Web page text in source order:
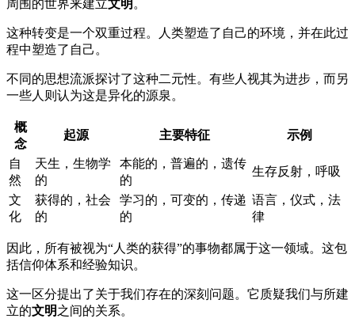
周围的世界来建立文明 。
这种转变是一个双重过程。人类塑造了自己的环境，并在此过
程中塑造了自己。
不同的思想流派探讨了这种二元性。有些人视其为进步，而另
一些人则认为这是异化的源泉。
概
念
起源 主要特征 示例
自
然
天生，生物学
的
本能的，普遍的，遗传
的
生存反射，呼吸
文
化
获得的，社会
的
学习的，可变的，传递
的
语言，仪式，法
律
因此，所有被视为“人类的获得”的事物都属于这一领域。这包
括信仰体系和经验知识。
这一区分提出了关于我们存在的深刻问题。它质疑我们与所建
立的文明之间的关系。